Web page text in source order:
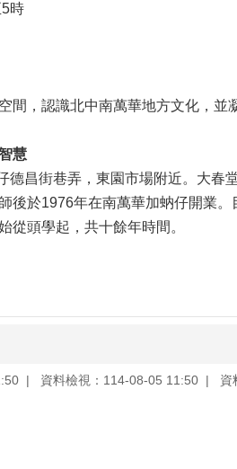
時
間，認識北中南萬華地方文化，並
慧
德昌街巷弄，東園市場附近。大
後於1976年在南萬華加蚋仔開業
從頭學起，共十餘年時間。
資料檢視：114-08-05 11:50 資